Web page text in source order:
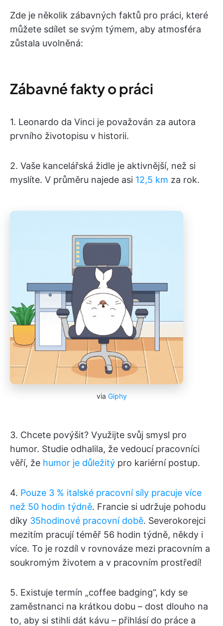
Zde je několik zábavných faktů pro práci, které
můžete sdílet se svým týmem, aby atmosféra
zůstala uvolněná:
Zábavné fakty o práci
1. Leonardo da Vinci je považován za autora
prvního životopisu v historii.
2. Vaše kancelářská židle je aktivnější, než si
myslíte. V průměru najede asi 12,5 km za rok.
via Giphy
3. Chcete povýšit? Využijte svůj smysl pro
humor. Studie odhalila, že vedoucí pracovníci
věří, že humor je důležitý pro kariérní postup.
4. Pouze 3 % italské pracovní síly pracuje více
než 50 hodin týdně. Francie si udržuje pohodu
díky 35hodinové pracovní době. Severokorejci
mezitím pracují téměř 56 hodin týdně, někdy i
více. To je rozdíl v rovnováze mezi pracovním a
soukromým životem a v pracovním prostředí!
5. Existuje termín „coffee badging“, kdy se
zaměstnanci na krátkou dobu – dost dlouho na
to, aby si stihli dát kávu – přihlásí do práce a